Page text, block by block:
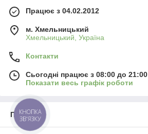
Працює з 04.02.2012
м. Хмельницький
Хмельницький, Україна
Контакти
Сьогодні працює з 08:00 до 21:00
Показати весь графік роботи
Про нас
КНОПКА
ЗВ'ЯЗКУ